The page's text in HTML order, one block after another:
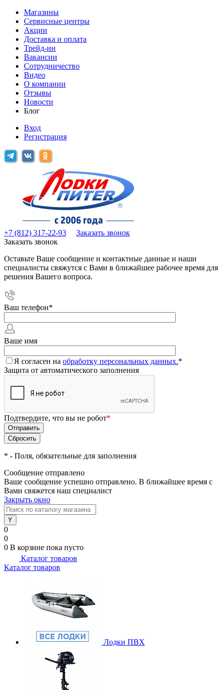
Магазины
Сервисные центры
Акции
Доставка и оплата
Трейд-ин
Вакансии
Сотрудничество
Видео
О компании
Отзывы
Новости
Блог
Вход
Регистрация
+7 (812) 317-22-93
Заказать звонок
Заказать звонок
Оставьте Ваше сообщение и контактные данные и наши
специалисты свяжутся с Вами в ближайшее рабочее время для
решения Вашего вопроса.
Ваш телефон*
Ваше имя
Я согласен на обработку персональных данных.*
Защита от автоматического заполнения
Подтвердите, что вы не робот*
* - Поля, обязательные для заполнения
Сообщение отправлено
Ваше сообщение успешно отправлено. В ближайшее время с
Вами свяжется наш специалист
Закрыть окно
0
0
0 В корзине пока пусто
Каталог товаров
Каталог товаров
Лодки ПВХ